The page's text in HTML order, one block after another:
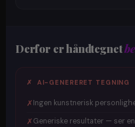
Derfor er håndtegnet
✗ AI-GENERERET TEGNING
✗Ingen kunstnerisk
✗Generiske resultater — ser